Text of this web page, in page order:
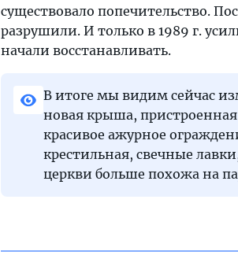
существовало попечительство.
разрушили. И только в 1989 г.
начали восстанавливать.
В итоге мы видим сейчас
новая крыша,
красивое ажурное
крестильная, свечные
церкви больше похожа на